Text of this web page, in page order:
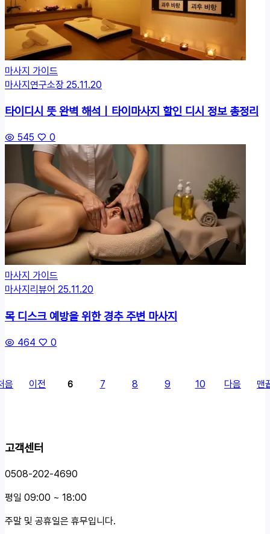
마사지 가이드
마사지연구소장25.11.20
타이디시 뜻 완벽 해석｜타이마사지 할인 디시 정보 총정리
545 0
마사지 가이드
마사지리뷰어 25.11.20
목 디스크 예방을 위한 경추 주변 마사지
464 0
음 이전 6 7 8 9 10 다음 맨
고객센터
0508-202-4690
평일 09:00 ~ 18:00
주말 및 공휴일은 휴무입니다.